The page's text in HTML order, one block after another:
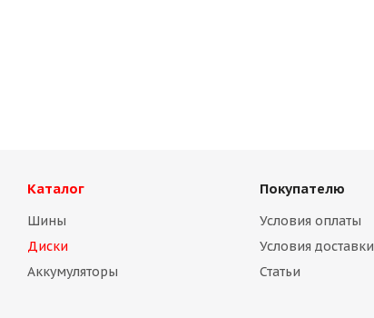
Каталог
Шины
Диски
Аккумуляторы
Покупателю
Условия оплаты
Условия доставки
Статьи